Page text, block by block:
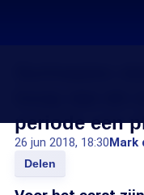
periode een
26 jun 2018, 18:30Mark
Delen